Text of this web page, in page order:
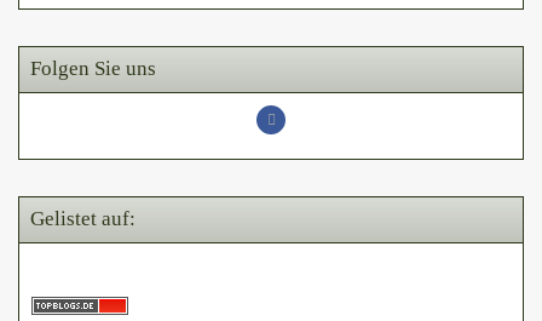
Folgen Sie uns
Gelistet auf: